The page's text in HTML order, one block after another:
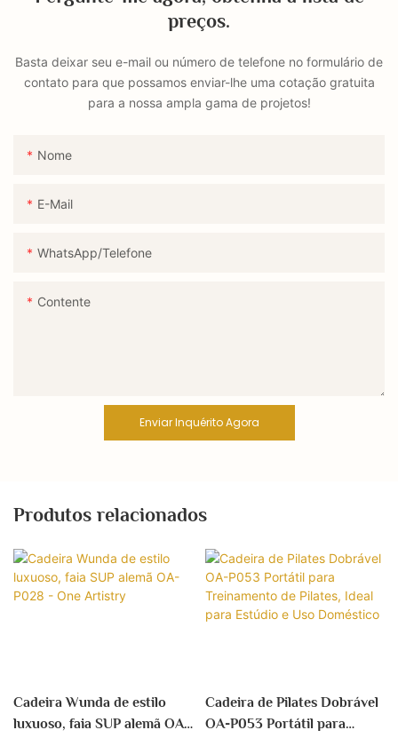
preços.
Basta deixar seu e-mail ou número de telefone no formulário de
contato para que possamos enviar-lhe uma cotação gratuita
para a nossa ampla gama de projetos!
Nome
E-Mail
WhatsApp/Telefone
Contente
Enviar Inquérito Agora
Produtos relacionados
Cadeira Wunda de estilo
luxuoso, faia SUP alemã OA-
Cadeira de Pilates Dobrável
OA-P053 Portátil para